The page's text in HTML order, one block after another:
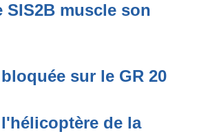
muscle son
sur le GR 20
de la